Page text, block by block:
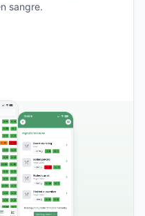
sangre.